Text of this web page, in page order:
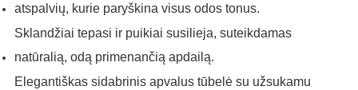
atspalvių, kurie paryškina visus odos tonus.
Sklandžiai tepasi ir puikiai susilieja, suteikdamas
natūralią, odą primenančią apdailą.
Elegantiškas sidabrinis apvalus tūbelė su užsukamu